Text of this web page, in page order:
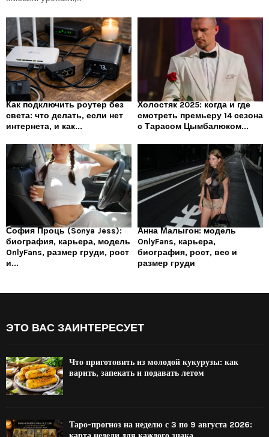
Как подключить роутер без
света: что делать, если нет
интернета, и как...
Холостяк 2025: когда и где
смотреть премьеру 14 сезона
с Тарасом Цымбалюком...
София Проць (Sonya Jess):
биография, карьера, модель
OnlyFans, размер груди, рост
и...
Анна Малыгон: модель
OnlyFans, карьера,
биография, рост, вес и
размер груди
ЭТО ВАС ЗАИНТЕРЕСУЕТ
Что приготовить из молодой кукурузы: как
варить, запекать и подавать летом
Таро-прогноз на неделю с 3 по 9 августа 2026: